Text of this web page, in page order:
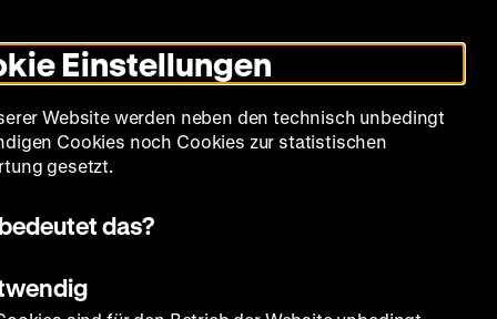
Modus
umschalten
Sprache
Filmreihen Über uns
Einstellungen
Website werden neben den technisch unbedingt
Cookies noch Cookies zur statistischen
gesetzt.
das?